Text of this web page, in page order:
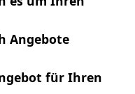
Angebote
für Ihren